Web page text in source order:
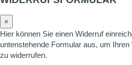
×
Hier können Sie einen Widerruf
untenstehende Formular aus, um
zu widerrufen.